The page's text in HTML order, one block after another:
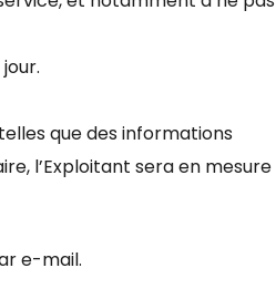
Go To Shop
que des informations
l’Exploitant sera en mesure
e-mail.